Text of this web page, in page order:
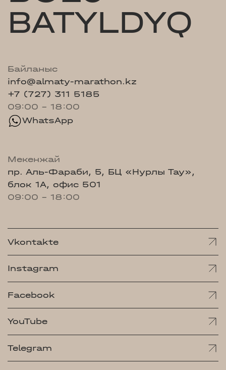
BATYLDYQ
Байланыс
info@almaty-marathon.kz
+7 (727) 311 5185
09:00 - 18:00
WhatsApp
Мекенжай
пр. Аль-Фараби, 5, БЦ «Нурлы Тау»,
блок 1А, офис 501
09:00 - 18:00
Vkontakte
Instagram
Facebook
YouTube
Telegram